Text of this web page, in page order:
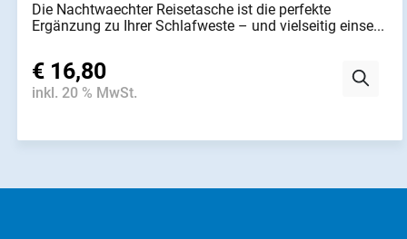
Die Nachtwaechter Reisetasche ist die perfekte
Ergänzung zu Ihrer Schlafweste – und vielseitig einse...
€ 16,80
inkl. 20 % MwSt.